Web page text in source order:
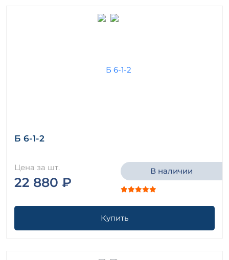
Б 6-1-2
Цена за шт.
22 880 ₽
В наличии
Купить